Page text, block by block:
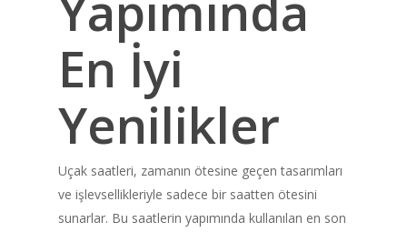
En İyi
Yenilikler
Uçak saatleri, zamanın ötesine geçen tasarımları
ve işlevsellikleriyle sadece bir saatten ötesini
sunarlar. Bu saatlerin yapımında kullanılan en son